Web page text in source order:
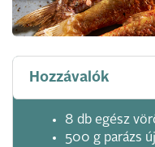
Hozzávalók
8 db egész
500 g parázs